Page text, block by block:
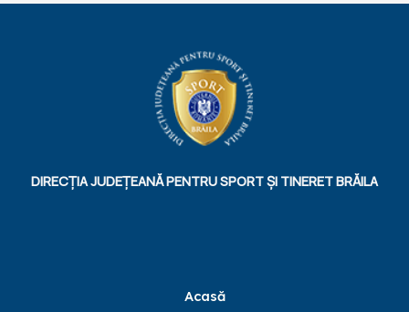
DIRECȚIA JUDEȚEANĂ PENTRU SPORT ȘI TINERET BRĂILA
Acasă